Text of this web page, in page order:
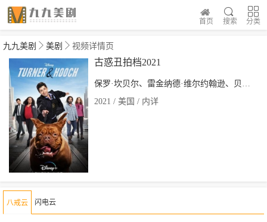
分类
搜索
首页
九九美剧 美剧 视频详情页
古惑丑拍档2021
保罗·坎贝尔、雷金纳德·维尔约翰逊、贝卡·托宾
2021 / 美国 / 内详
八戒云 闪电云